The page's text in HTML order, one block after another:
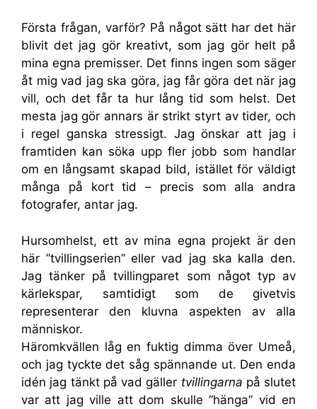
Första frågan, varför? På något sätt har det här
blivit det jag gör kreativt, som jag gör helt på
mina egna premisser. Det finns ingen som säger
åt mig vad jag ska göra, jag får göra det när jag
vill, och det får ta hur lång tid som helst. Det
mesta jag gör annars är strikt styrt av tider, och
i regel ganska stressigt. Jag önskar att jag i
framtiden kan söka upp fler jobb som handlar
om en långsamt skapad bild, istället för väldigt
många på kort tid – precis som alla andra
fotografer, antar jag.
Hursomhelst, ett av mina egna projekt är den
här ”tvillingserien” eller vad jag ska kalla den.
Jag tänker på tvillingparet som något typ av
kärlekspar, samtidigt som de givetvis
representerar den kluvna aspekten av alla
människor.
Häromkvällen låg en fuktig dimma över Umeå,
och jag tyckte det såg spännande ut. Den enda
idén jag tänkt på vad gäller tvillingarna på slutet
var att jag ville att dom skulle ”hänga” vid en